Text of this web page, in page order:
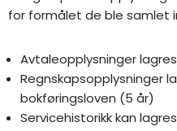
for formålet de ble samlet
Avtaleopplysninger
Regnskapsopplysninger
bokføringsloven (5 år)
Servicehistorikk kan